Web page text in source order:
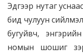
Эдгээр нутаг
бид чулуун
бугуйвч,
номын шошиг